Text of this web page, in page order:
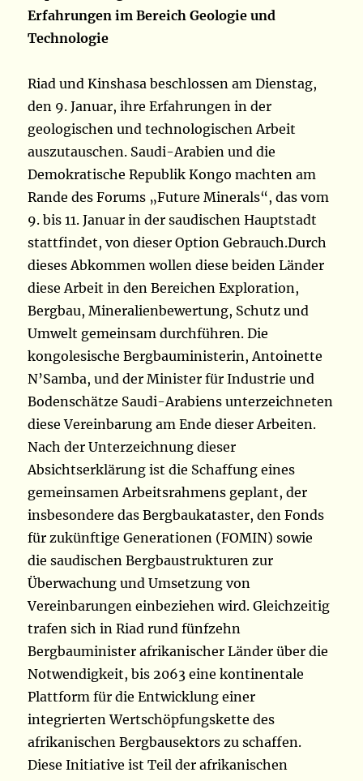
Erfahrungen im Bereich Geologie und
Technologie
Riad und Kinshasa beschlossen am Dienstag,
den 9. Januar, ihre Erfahrungen in der
geologischen und technologischen Arbeit
auszutauschen. Saudi-Arabien und die
Demokratische Republik Kongo machten am
Rande des Forums „Future Minerals“, das vom
9. bis 11. Januar in der saudischen Hauptstadt
stattfindet, von dieser Option Gebrauch.Durch
dieses Abkommen wollen diese beiden Länder
diese Arbeit in den Bereichen Exploration,
Bergbau, Mineralienbewertung, Schutz und
Umwelt gemeinsam durchführen. Die
kongolesische Bergbauministerin, Antoinette
N’Samba, und der Minister für Industrie und
Bodenschätze Saudi-Arabiens unterzeichneten
diese Vereinbarung am Ende dieser Arbeiten.
Nach der Unterzeichnung dieser
Absichtserklärung ist die Schaffung eines
gemeinsamen Arbeitsrahmens geplant, der
insbesondere das Bergbaukataster, den Fonds
für zukünftige Generationen (FOMIN) sowie
die saudischen Bergbaustrukturen zur
Überwachung und Umsetzung von
Vereinbarungen einbeziehen wird. Gleichzeitig
trafen sich in Riad rund fünfzehn
Bergbauminister afrikanischer Länder über die
Notwendigkeit, bis 2063 eine kontinentale
Plattform für die Entwicklung einer
integrierten Wertschöpfungskette des
afrikanischen Bergbausektors zu schaffen.
Diese Initiative ist Teil der afrikanischen